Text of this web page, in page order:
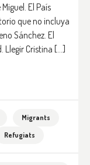
El País
que no incluya
Sánchez. El
Cristina […]
Migrants
Refugiats